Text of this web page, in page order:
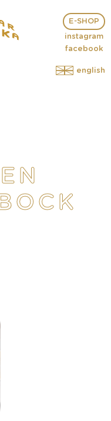
E-SHOP
instagram
facebook
english